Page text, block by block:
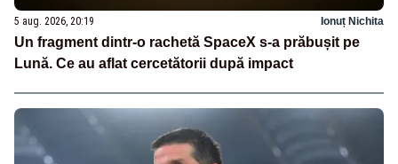
5 aug. 2026, 20:19 Ionuț Nichita
Un fragment dintr-o rachetă SpaceX s-a prăbușit pe
Lună. Ce au aflat cercetătorii după impact